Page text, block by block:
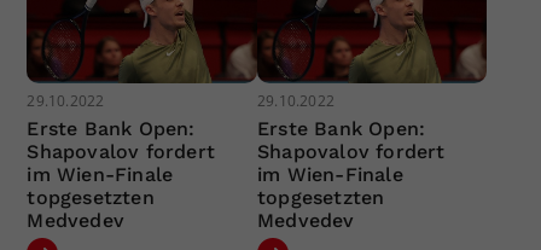
29.10.2022
Erste Bank Open:
Shapovalov fordert
im Wien-Finale
topgesetzten
Medvedev
29.10.2022
Erste Bank Open:
Shapovalov fordert
im Wien-Finale
topgesetzten
Medvedev